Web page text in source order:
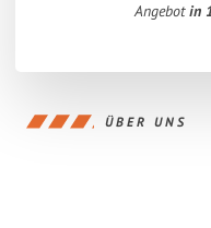
Angebotin
ÜBER UNS